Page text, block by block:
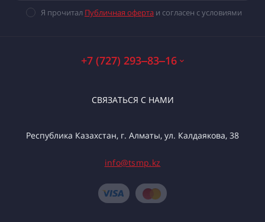
Я прочитал Публичная оферта и согласен с условиями
+7 (727) 293‒83‒16
СВЯЗАТЬСЯ С НАМИ
Республика Казахстан, г. Алматы, ул. Калдаякова, 38
info@tsmp.kz